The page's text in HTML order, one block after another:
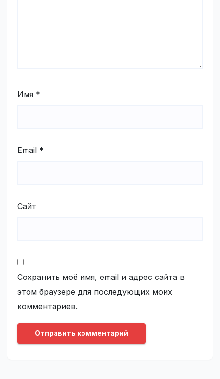
Имя *
Email *
Сайт
Сохранить моё имя, email и адрес сайта в
этом браузере для последующих моих
комментариев.